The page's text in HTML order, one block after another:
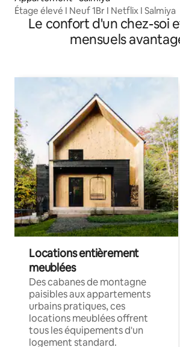
Étage élevé I Neuf 1Br I Netflix I Salmiya
Le confort d'un chez-soi
mensuels
Locations entièrement
meublées
Des cabanes de montagne
paisibles aux appartements
urbains pratiques, ces
locations meublées offrent
tous les équipements d'un
logement standard.